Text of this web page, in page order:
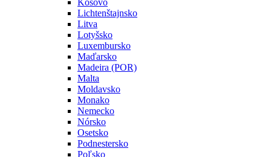
Kosovo
Lichtenštajnsko
Litva
Lotyšsko
Luxembursko
Maďarsko
Madeira (POR)
Malta
Moldavsko
Monako
Nemecko
Nórsko
Osetsko
Podnestersko
Poľsko